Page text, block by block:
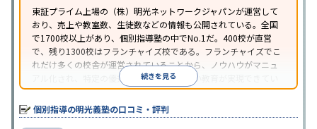
※2023年3月調査。小学校高学年の個別指導塾アンケート調査方法を参
東証プライム上場の（株）明光ネットワークジャパンが運営して
おり、売上や教室数、生徒数などの情報も公開されている。全国
で1700校以上があり、個別指導塾の中でNo.1だ。400校が直営
で、残り1300校はフランチャイズ校である。フランチャイズでこ
れだけ多くの校舎が運営されていることから、ノウハウがマニュ
アル化され、特定の優秀な人材に依存しない教育が実現できてい
ることが推測される。
続きを見る
個別指導の明光義塾の口コミ・評判